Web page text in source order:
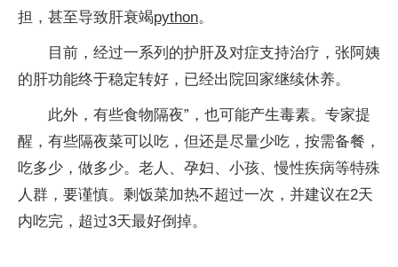
担，甚至导致肝衰竭python。
目前，经过一系列的护肝及对症支持治疗，张阿姨
的肝功能终于稳定转好，已经出院回家继续休养。
此外，有些食物隔夜”，也可能产生毒素。专家提
醒，有些隔夜菜可以吃，但还是尽量少吃，按需备餐，
吃多少，做多少。老人、孕妇、小孩、慢性疾病等特殊
人群，要谨慎。剩饭菜加热不超过一次，并建议在2天
内吃完，超过3天最好倒掉。